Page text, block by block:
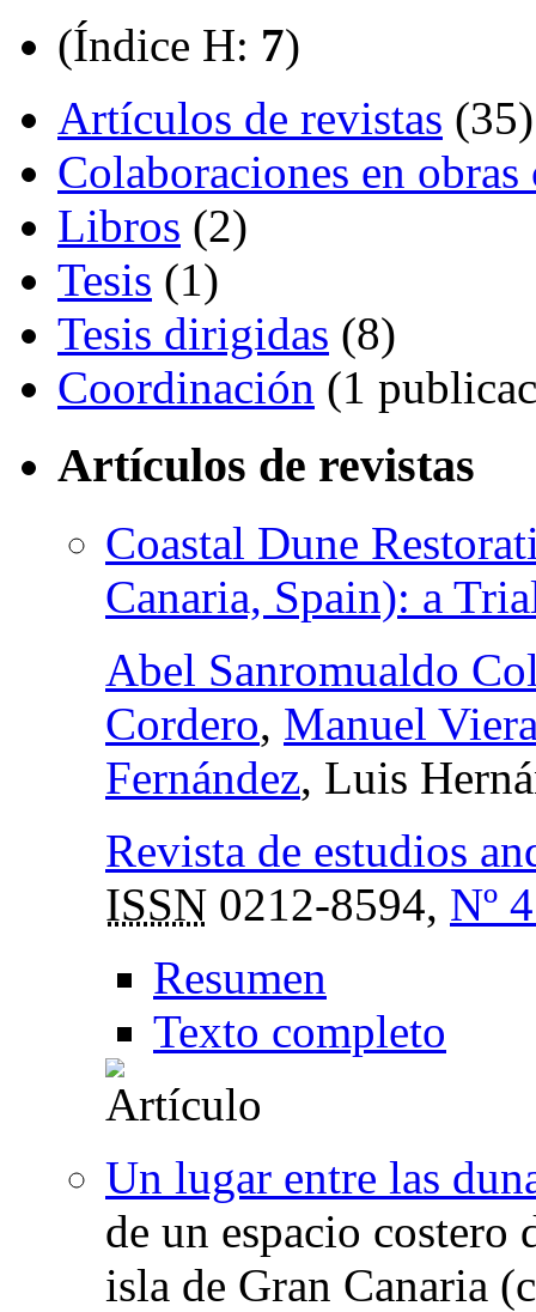
(Índice H: 7)
Artículos de revistas (35)
Colaboraciones en
Libros (2)
Tesis (1)
Tesis dirigidas (8)
Coordinación (1
Artículos de revistas
Coastal Dune
Canaria, Spain): a
Abel Sanromualdo
Cordero, Manuel
Fernández, Luis
Revista de estudios
ISSN 0212-8594, Nº
Resumen
Texto completo
Un lugar entre las
de un espacio costero
isla de Gran Canaria